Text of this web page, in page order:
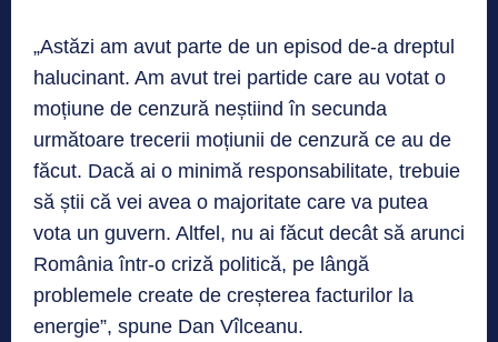
„Astăzi am avut parte de un episod de-a dreptul
halucinant. Am avut trei partide care au votat o
moțiune de cenzură neștiind în secunda
următoare trecerii moțiunii de cenzură ce au de
făcut. Dacă ai o minimă responsabilitate, trebuie
să știi că vei avea o majoritate care va putea
vota un guvern. Altfel, nu ai făcut decât să arunci
România într-o criză politică, pe lângă
problemele create de creșterea facturilor la
energie”, spune Dan Vîlceanu.